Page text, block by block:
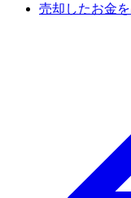
売却したお金